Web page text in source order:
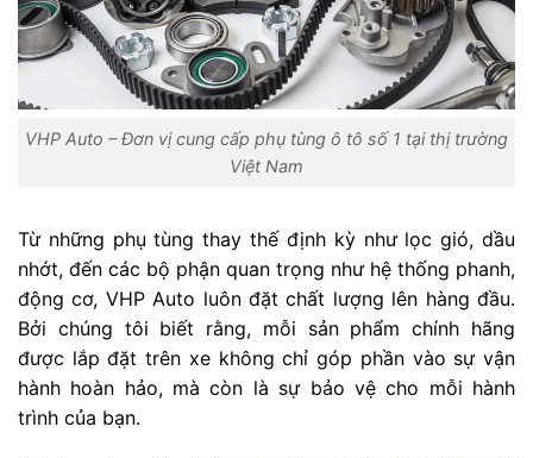
VHP Auto – Đơn vị cung cấp phụ tùng ô tô số 1 tại thị trường
Việt Nam
Từ những phụ tùng thay thế định kỳ như lọc gió, dầu
nhớt, đến các bộ phận quan trọng như hệ thống phanh,
động cơ, VHP Auto luôn đặt chất lượng lên hàng đầu.
Bởi chúng tôi biết rằng, mỗi sản phẩm chính hãng
được lắp đặt trên xe không chỉ góp phần vào sự vận
hành hoàn hảo, mà còn là sự bảo vệ cho mỗi hành
trình của bạn.